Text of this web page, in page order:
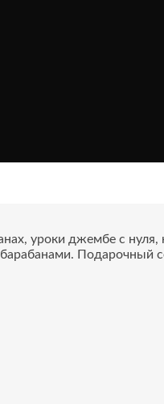
уроки джембе с
Подарочный